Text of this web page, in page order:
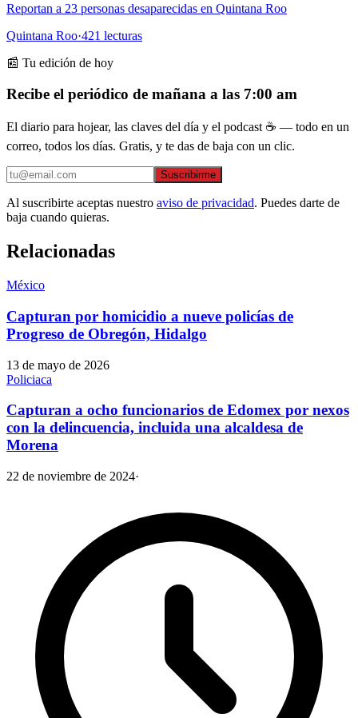
Reportan a 23 personas desaparecidas en Quintana Roo
Quintana Roo·421 lecturas
📰 Tu edición de hoy
Recibe el periódico de mañana a las 7:00 am
El diario para hojear, las claves del día y el podcast ☕ — todo en un
correo, todos los días. Gratis, y te das de baja con un clic.
Suscribirme
Al suscribirte aceptas nuestro aviso de privacidad. Puedes darte de
baja cuando quieras.
Relacionadas
México
Capturan por homicidio a nueve policías de
Progreso de Obregón, Hidalgo
13 de mayo de 2026
Policiaca
Capturan a ocho funcionarios de Edomex por nexos
con la delincuencia, incluida una alcaldesa de
Morena
22 de noviembre de 2024·